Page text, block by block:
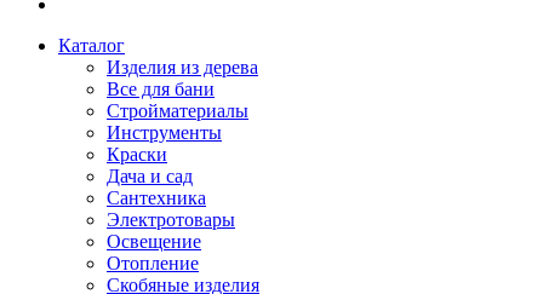
Каталог
Изделия из дерева
Все для бани
Стройматериалы
Инструменты
Краски
Дача и сад
Сантехника
Электротовары
Освещение
Отопление
Скобяные изделия